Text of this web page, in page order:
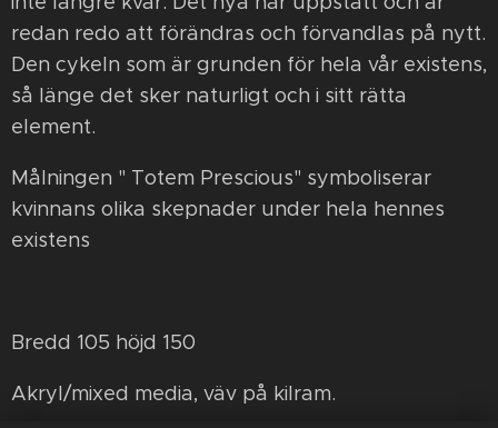
redan redo att förändras och förvandlas på nytt.
Den cykeln som är grunden för hela vår existens,
så länge det sker naturligt och i sitt rätta
element.
Målningen " Totem Prescious" symboliserar
kvinnans olika skepnader under hela hennes
existens
Bredd 105 höjd 150
Akryl/mixed media, väv på kilram.